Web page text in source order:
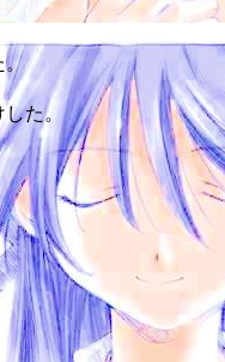
。
した。